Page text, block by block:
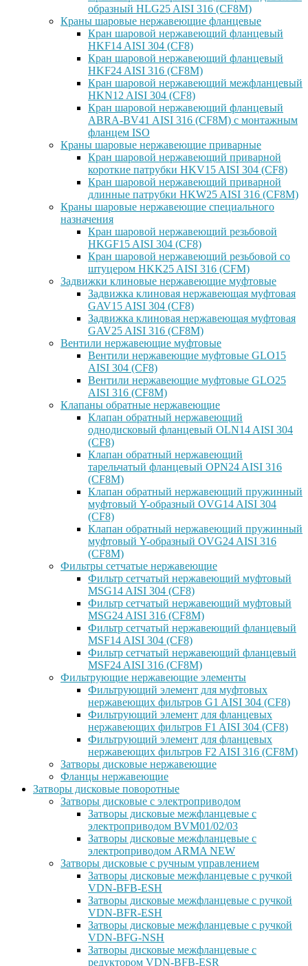
образный HLG25 AISI 316 (CF8M)
Краны шаровые нержавеющие фланцевые
Кран шаровой нержавеющий фланцевый
HKF14 AISI 304 (CF8)
Кран шаровой нержавеющий фланцевый
HKF24 AISI 316 (CF8M)
Кран шаровой нержавеющий межфланцевый
HKN12 AISI 304 (CF8)
Кран шаровой нержавеющий фланцевый
ABRA-BV41 AISI 316 (CF8M) с монтажным
фланцем ISO
Краны шаровые нержавеющие приварные
Кран шаровой нержавеющий приварной
короткие патрубки HKV15 AISI 304 (CF8)
Кран шаровой нержавеющий приварной
длинные патрубки HKW25 AISI 316 (CF8M)
Краны шаровые нержавеющие специального
назначения
Кран шаровой нержавеющий резьбовой
HKGF15 AISI 304 (CF8)
Кран шаровой нержавеющий резьбовой со
штуцером HKK25 AISI 316 (CFM)
Задвижки клиновые нержавеющие муфтовые
Задвижка клиновая нержавеющая муфтовая
GAV15 AISI 304 (CF8)
Задвижка клиновая нержавеющая муфтовая
GAV25 AISI 316 (CF8M)
Вентили нержавеющие муфтовые
Вентили нержавеющие муфтовые GLO15
AISI 304 (CF8)
Вентили нержавеющие муфтовые GLO25
AISI 316 (CF8M)
Клапаны обратные нержавеющие
Клапан обратный нержавеющий
однодисковый фланцевый OLN14 AISI 304
(CF8)
Клапан обратный нержавеющий
тарельчатый фланцевый OPN24 AISI 316
(CF8M)
Клапан обратный нержавеющий пружинный
муфтовый Y-образный OVG14 AISI 304
(CF8)
Клапан обратный нержавеющий пружинный
муфтовый Y-образный OVG24 AISI 316
(CF8М)
Фильтры сетчатые нержавеющие
Фильтр сетчатый нержавеющий муфтовый
MSG14 AISI 304 (CF8)
Фильтр сетчатый нержавеющий муфтовый
MSG24 AISI 316 (CF8M)
Фильтр сетчатый нержавеющий фланцевый
MSF14 AISI 304 (CF8)
Фильтр сетчатый нержавеющий фланцевый
MSF24 AISI 316 (CF8M)
Фильтрующие нержавеющие элементы
Фильтрующий элемент для муфтовых
нержавеющих фильтров G1 AISI 304 (CF8)
Фильтрующий элемент для фланцевых
нержавеющих фильтров F1 AISI 304 (CF8)
Фильтрующий элемент для фланцевых
нержавеющих фильтров F2 AISI 316 (CF8M)
Затворы дисковые нержавеющие
Фланцы нержавеющие
Затворы дисковые поворотные
Затворы дисковые с электроприводом
Затворы дисковые межфланцевые с
электроприводом BVM01/02/03
Затворы дисковые межфланцевые с
электроприводом ARMA NEW
Затворы дисковые с ручным управлением
Затворы дисковые межфланцевые с ручкой
VDN-BFB-ESH
Затворы дисковые межфланцевые с ручкой
VDN-BFR-ESH
Затворы дисковые межфланцевые с ручкой
VDN-BFG-NSH
Затворы дисковые межфланцевые с
редуктором VDN-BFB-ESR